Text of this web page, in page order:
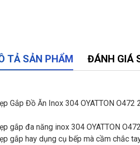
TẢ SẢN PHẨM ĐÁNH GIÁ
Gắp Đồ Ăn Inox 304 OYATTON O472
gắp đa năng inox 304 OYATTON
gắp hay dụng cụ bếp mà cầm chắc